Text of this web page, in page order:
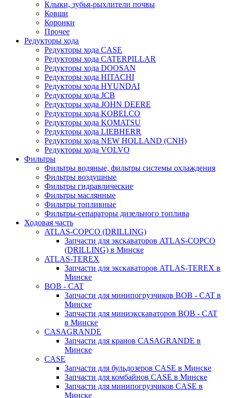
Клыки, зубья-рыхлители почвы
Ковши
Коронки
Прочее
Редукторы хода
Редукторы хода CASE
Редукторы хода CATERPILLAR
Редукторы хода DOOSAN
Редукторы хода HITACHI
Редукторы хода HYUNDAI
Редукторы хода JCB
Редукторы хода JOHN DEERE
Редукторы хода KOBELCO
Редукторы хода KOMATSU
Редукторы хода LIEBHERR
Редукторы хода NEW HOLLAND (CNH)
Редукторы хода VOLVO
Фильтры
Фильтры водяные, фильтры системы охлаждения
Фильтры воздушные
Фильтры гидравлические
Фильтры маслянные
Фильтры топливные
Фильтры-сепараторы дизельного топлива
Ходовая часть
ATLAS-COPCO (DRILLING)
Запчасти для экскаваторов ATLAS-COPCO
(DRILLING) в Минске
ATLAS-TEREX
Запчасти для экскаваторов ATLAS-TEREX в
Минске
BOB - CAT
Запчасти для минипогрузчиков BOB - CAT в
Минске
Запчасти для миниэкскаваторов BOB - CAT
в Минске
CASAGRANDE
Запчасти для кранов CASAGRANDE в
Минске
CASE
Запчасти для бульдозеров CASE в Минске
Запчасти для комбайнов CASE в Минске
Запчасти для минипогрузчиков CASE в
Минске